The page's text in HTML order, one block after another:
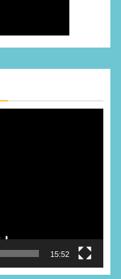
15:52